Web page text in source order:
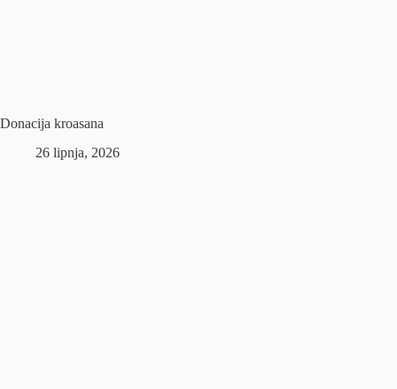
Donacija kroasana
26 lipnja, 2026